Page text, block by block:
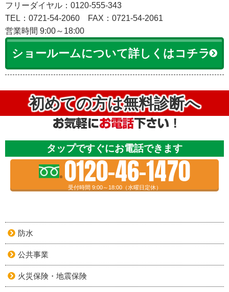
フリーダイヤル：0120-555-343
TEL：0721-54-2060
FAX：0721-54-2061
営業時間 9:00～18:00
ショールームについて詳しくはコチラ
初めての方は無料診断へ
タップですぐにお電話できます
0120-46-1470
受付時間 9:00～18:00（水曜日定休）
防水
公共事業
火災保険・地震保険